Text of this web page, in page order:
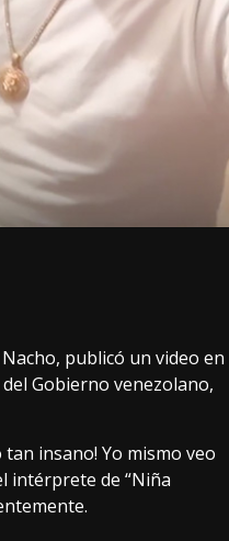
publicó un video en
Gobierno venezolano,
insano! Yo mismo veo
intérprete de “Niña